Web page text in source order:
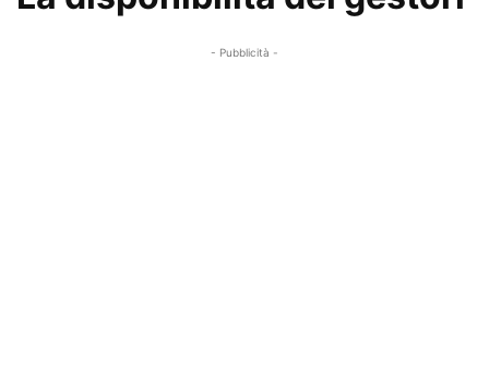
- Pubblicità -